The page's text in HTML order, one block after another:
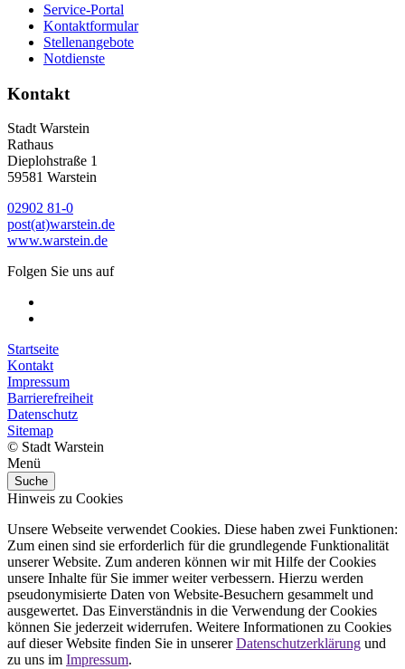
Service-Portal
Kontaktformular
Stellenangebote
Notdienste
Kontakt
Stadt Warstein
Rathaus
Dieplohstraße 1
59581 Warstein
02902 81-0
post(at)warstein.de
www.warstein.de
Folgen Sie uns auf
Startseite
Kontakt
Impressum
Barrierefreiheit
Datenschutz
Sitemap
© Stadt Warstein
Menü
Suche
Hinweis zu Cookies
Unsere Webseite verwendet Cookies. Diese haben zwei Funktionen:
Zum einen sind sie erforderlich für die grundlegende Funktionalität
unserer Website. Zum anderen können wir mit Hilfe der Cookies
unsere Inhalte für Sie immer weiter verbessern. Hierzu werden
pseudonymisierte Daten von Website-Besuchern gesammelt und
ausgewertet. Das Einverständnis in die Verwendung der Cookies
können Sie jederzeit widerrufen. Weitere Informationen zu Cookies
auf dieser Website finden Sie in unsererDatenschutzerklärung und
zu uns im Impressum.